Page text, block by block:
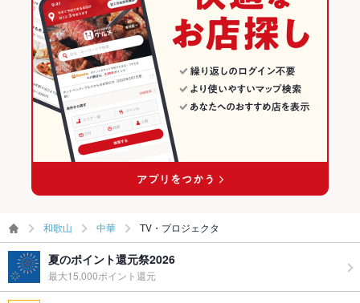
和歌山 中華 TV・プロジェクタ
夏のポイント還元祭2026
最大15,000ポイント還元